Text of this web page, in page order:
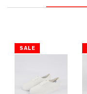
SALE